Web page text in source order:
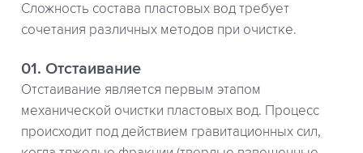
Сложность состава пластовых вод требует
сочетания различных методов при очистке.
01. Отстаивание
Отстаивание является первым этапом
механической очистки пластовых вод. Процесс
происходит под действием гравитационных сил,